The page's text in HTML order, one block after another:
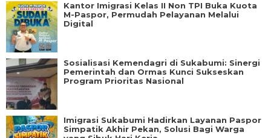
Kantor Imigrasi Kelas II Non TPI Buka Kuota
M-Paspor, Permudah Pelayanan Melalui
Digital
Sosialisasi Kemendagri di Sukabumi: Sinergi
Pemerintah dan Ormas Kunci Sukseskan
Program Prioritas Nasional
Imigrasi Sukabumi Hadirkan Layanan Paspor
Simpatik Akhir Pekan, Solusi Bagi Warga